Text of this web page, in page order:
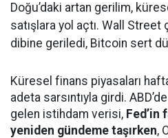
Doğu’daki artan gerilim,
satışlara yol açtı. Wall Street
dibine geriledi, Bitcoin sert
Küresel finans piyasaları
adeta sarsıntıyla girdi.
gelen istihdam verisi, Fed’in
yeniden gündeme taşırken,